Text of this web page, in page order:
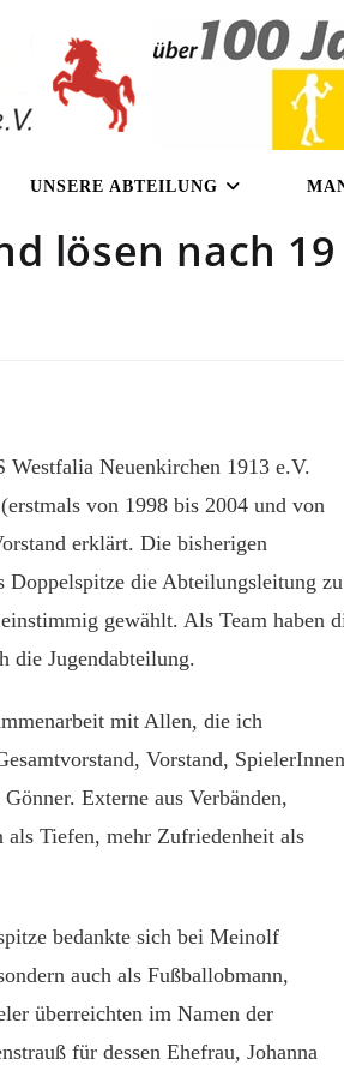
UNSERE ABTEILUNG
lösen nach 19
Westfalia Neuenkirchen 1913 e.V.
von 1998 bis 2004 und von
erklärt. Die bisherigen
die Abteilungsleitung zu
gewählt. Als Team haben
die Jugendabteilung.
mit Allen, die ich
Vorstand,
Externe aus Verbänden,
als Tiefen, mehr Zufriedenheit als
bedankte sich bei Meinolf
auch als Fußballobmann,
überreichten im Namen der
für dessen Ehefrau, Johanna